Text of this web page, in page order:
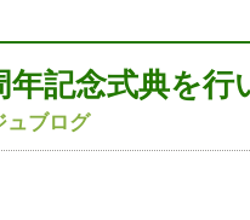
年記念式典を行
ュブログ